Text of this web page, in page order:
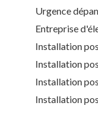
Urgence
Entreprise
Installation
Installation
Installation
Installation